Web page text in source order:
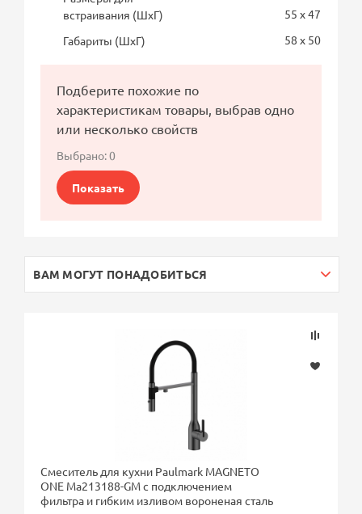
встраивания (ШхГ)
55 x 47
Габариты (ШхГ)
58 x 50
Подберите похожие по
характеристикам товары, выбрав одно
или несколько свойств
Выбрано:0
Показать
ВАМ МОГУТ ПОНАДОБИТЬСЯ
Смеситель для кухни Paulmark MAGNETO
ONE Ma213188-GM с подключением
фильтра и гибким изливом вороненая сталь